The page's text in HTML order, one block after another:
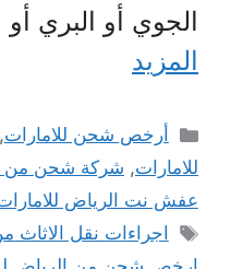
الجوي أو البري
المزيد
التصنيفات
أرخص شحن للامارات,
للامارات, شركة شحن من
عفش نت الرياض
الوسوم
اجراءات نقل الاثاث